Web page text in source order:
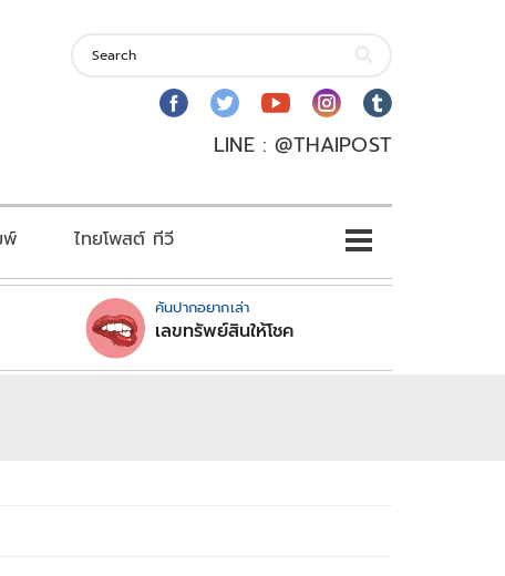
LINE : @THAIPOST
พ์ ไทยโพสต์ ทีวี
คันปากอยากเล่า
เลขทรัพย์สินให้โชค